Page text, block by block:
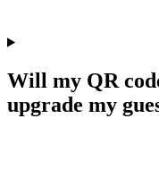
Will my QR
upgrade my